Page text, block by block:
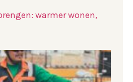
warmer wonen,